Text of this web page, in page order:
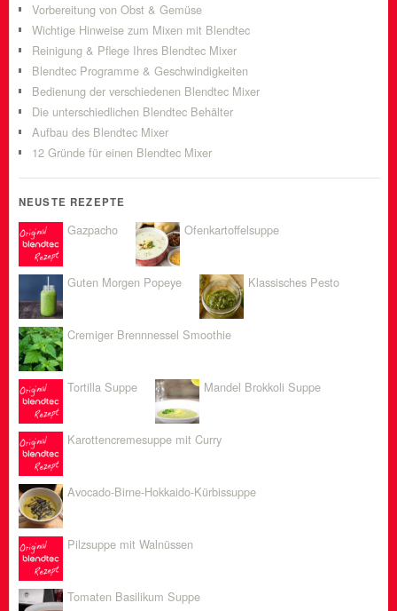
Vorbereitung von Obst & Gemüse
Wichtige Hinweise zum Mixen mit Blendtec
Reinigung & Pflege Ihres Blendtec Mixer
Blendtec Programme & Geschwindigkeiten
Bedienung der verschiedenen Blendtec Mixer
Die unterschiedlichen Blendtec Behälter
Aufbau des Blendtec Mixer
12 Gründe für einen Blendtec Mixer
NEUSTE REZEPTE
Gazpacho Ofenkartoffelsuppe
Guten Morgen Popeye Klassisches Pesto
Cremiger Brennnessel Smoothie
Tortilla Suppe Mandel Brokkoli Suppe
Karottencremesuppe mit Curry
Avocado-Birne-Hokkaido-Kürbissuppe
Pilzsuppe mit Walnüssen
Tomaten Basilikum Suppe